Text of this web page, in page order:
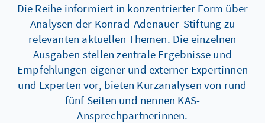
Die Reihe informiert in konzentrierter Form über
Analysen der Konrad-Adenauer-Stiftung zu
relevanten aktuellen Themen. Die einzelnen
Ausgaben stellen zentrale Ergebnisse und
Empfehlungen eigener und externer Expertinnen
und Experten vor, bieten Kurzanalysen von rund
fünf Seiten und nennen KAS-
Ansprechpartnerinnen.